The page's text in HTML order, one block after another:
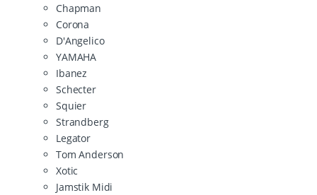
Chapman
Corona
D'Angelico
YAMAHA
Ibanez
Schecter
Squier
Strandberg
Legator
Tom Anderson
Xotic
Jamstik Midi